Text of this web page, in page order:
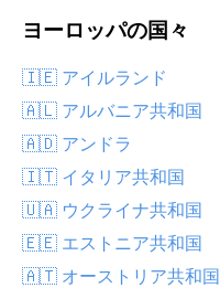
ヨーロッパの国々
🇮🇪 アイルランド
🇦🇱 アルバニア共和国
🇦🇩 アンドラ
🇮🇹 イタリア共和国
🇺🇦 ウクライナ共和国
🇪🇪 エストニア共和国
🇦🇹 オーストリア共和国